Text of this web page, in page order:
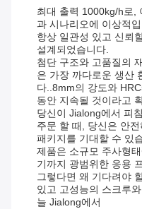
최대 출력 1000kg/h로,
과 시나리오에 이상적
항상 일관성 있고 신뢰
설계되었습니다.
첨단 구조와 고품질의
은 가장 까다로운 생산
다..8mm의 강도와
동안 지속될 것이라고
당신이 Jialong에서 피
주문 할 때, 당신은 안
패키지를 기대할 수 있
제품은 소규모 주사형
기까지 광범위한 응용
그렇다면 왜 기다려야
있고 고성능의 스크루
늘 Jialong에서